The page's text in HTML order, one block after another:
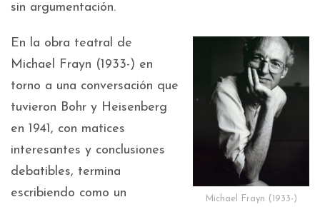
sin argumentación.
Michael Frayn (1933-)
En la obra teatral de
Michael Frayn (1933-) en
torno a una conversación que
tuvieron Bohr y Heisenberg
en 1941, con matices
interesantes y conclusiones
debatibles, termina
escribiendo como un